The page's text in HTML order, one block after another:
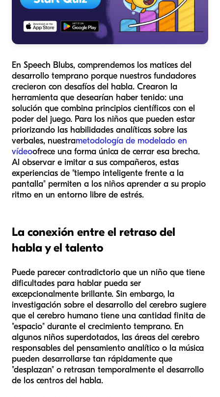
En Speech Blubs, comprendemos los matices del
desarrollo temprano porque nuestros fundadores
crecieron con desafíos del habla. Crearon la
herramienta que desearían haber tenido: una
solución que combina principios científicos con el
poder del juego. Para los niños que pueden estar
priorizando las habilidades analíticas sobre las
verbales, nuestrametodología de modelado en
vídeoofrece una forma única de cerrar esa brecha.
Al observar e imitar a sus compañeros, estas
experiencias de "tiempo inteligente frente a la
pantalla" permiten a los niños aprender a su propio
ritmo en un entorno libre de estrés.
La conexión entre el retraso del
habla y el talento
Puede parecer contradictorio que un niño que tiene
dificultades para hablar pueda ser
excepcionalmente brillante. Sin embargo, la
investigación sobre el desarrollo del cerebro sugiere
que el cerebro humano tiene una cantidad finita de
"espacio" durante el crecimiento temprano. En
algunos niños superdotados, las áreas del cerebro
responsables del pensamiento analítico o la música
pueden desarrollarse tan rápidamente que
"desplazan" o retrasan temporalmente el desarrollo
de los centros del habla.